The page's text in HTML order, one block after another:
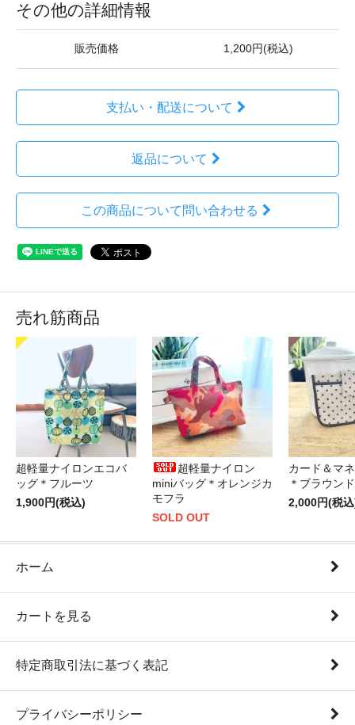
その他の詳細情報
販売価格 1,200円(税込)
支払い・配送について
返品について
この商品について問い合わせる
売れ筋商品
超軽量ナイロンエコバ
ッグ＊フルーツ
1,900円(税込)
超軽量ナイロン
miniバッグ＊オレンジカ
モフラ
SOLD OUT
カード＆マ
＊ブラウン
2,000円(税
ホーム
カートを見る
特定商取引法に基づく表記
プライバシーポリシー